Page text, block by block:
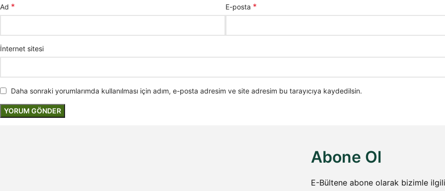
Ad * E-posta *
İnternet sitesi
Daha sonraki yorumlarımda kullanılması için adım, e-posta adresim ve site adresim bu tarayıcıya kaydedilsin.
Abone Ol
E-Bültene abone olarak bizimle